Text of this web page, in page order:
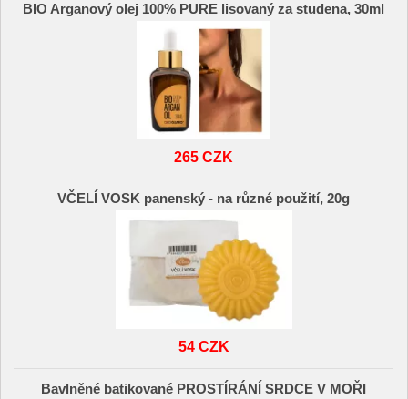
BIO Arganový olej 100% PURE lisovaný za studena, 30ml
265 CZK
VČELÍ VOSK panenský - na různé použití, 20g
54 CZK
Bavlněné batikované PROSTÍRÁNÍ SRDCE V MOŘI